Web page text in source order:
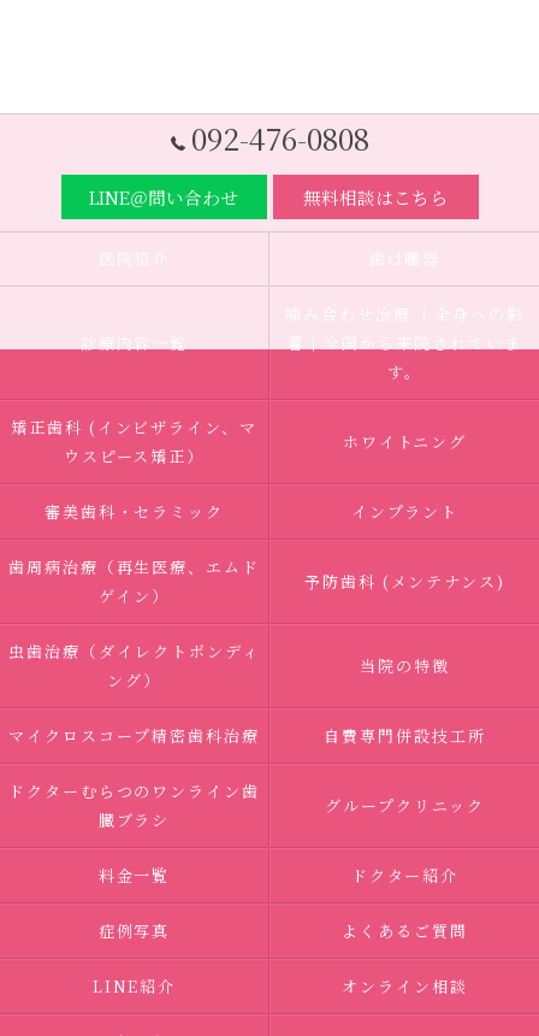
092-476-0808
LINE＠問い合わせ 無料相談はこちら
医院紹介 歯は臓器
診療内容一覧
噛み合わせ治療 ｜全身への影
響｜全国から来院されていま
す。
矯正歯科 (インビザライン、マ
ウスピース矯正）
ホワイトニング
審美歯科・セラミック インプラント
歯周病治療（再生医療、エムド
ゲイン）
予防歯科 (メンテナンス)
虫歯治療（ダイレクトボンディ
ング）
当院の特徴
マイクロスコープ精密歯科治療 自費専門併設技工所
ドクターむらつのワンライン歯
臓ブラシ
グループクリニック
料金一覧 ドクター紹介
症例写真 よくあるご質問
LINE紹介 オンライン相談